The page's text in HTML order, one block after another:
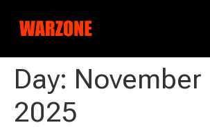
Day: November
2025